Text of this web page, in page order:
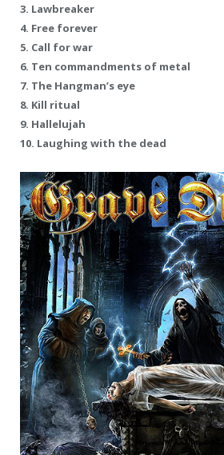
3. Lawbreaker
4. Free forever
5. Call for war
6. Ten commandments of metal
7. The Hangman’s eye
8. Kill ritual
9. Hallelujah
10. Laughing with the dead